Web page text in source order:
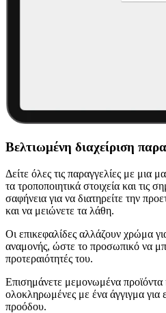
Βελτιωμένη διαχείριση
Δείτε όλες τις παραγγελίες με μια
τα τροποποιητικά στοιχεία και τις
σαφήνεια για να διατηρείτε την
και να μειώνετε τα λάθη.
Οι επικεφαλίδες αλλάζουν χρώμα
αναμονής, ώστε το προσωπικό να
προτεραιότητές του.
Επισημάνετε μεμονωμένα
ολοκληρωμένες με ένα άγγιγμα
προόδου.